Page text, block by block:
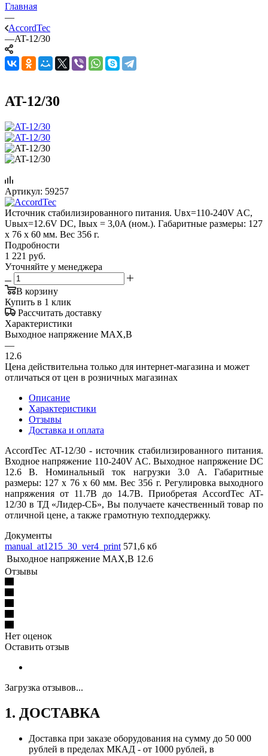
Главная
—
AccordTec
—AT-12/30
AT-12/30
Артикул: 59257
Источник стабилизированного питания. Uвх=110-240V AC,
Uвых=12.6V DC, Iвых = 3,0A (ном.). Габаритные размеры: 127
х 76 х 60 мм. Вес 356 г.
Подробности
1 221 руб.
Уточняйте у менеджера
В корзину
Купить в 1 клик
Рассчитать доставку
Характеристики
Выходное напряжение MAX,В
—
12.6
Цена действительна только для интернет-магазина и может
отличаться от цен в розничных магазинах
Описание
Характеристики
Отзывы
Доставка и оплата
AccordTec AT-12/30 - источник стабилизированного питания.
Входное напряжение 110-240V AC. Выходное напряжение DC
12.6 В. Номинальный ток нагрузки 3.0 А. Габаритные
размеры: 127 х 76 х 60 мм. Вес 356 г. Регулировка выходного
напряжения от 11.7В до 14.7В. Приобретая AccordTec AT-
12/30 в ТД «Лидер-СБ», Вы получаете качественный товар по
отличной цене, а также грамотную техподдержку.
Документы
manual_at1215_30_ver4_print 571,6 кб
Выходное напряжение MAX,В 12.6
Отзывы
Нет оценок
Оставить отзыв
Загрузка отзывов...
1. ДОСТАВКА
Доставка при заказе оборудования на сумму до 50 000
рублей в пределах МКАД - от 1000 рублей, в